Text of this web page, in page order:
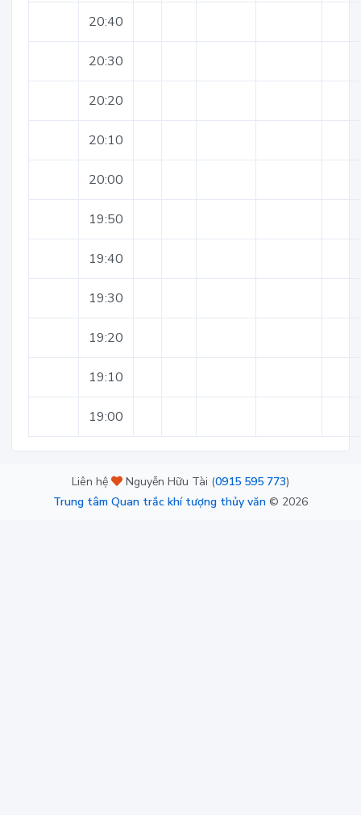
20:40
20:30
20:20
20:10
20:00
19:50
19:40
19:30
19:20
19:10
19:00
Liên hệ Nguyễn Hữu Tài (0915 595 773)
Trung tâm Quan trắc khí tượng thủy văn © 2026